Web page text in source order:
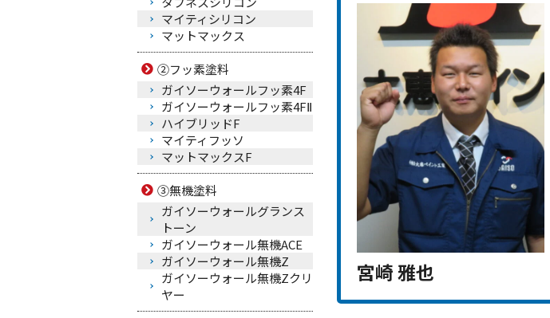
宮崎 雅也
マイティシリコン
マットマックス
②フッ素塗料
ガイソーウォールフッ素4F
ガイソーウォールフッ素4FⅡ
ハイブリッドF
マイティフッソ
マットマックスF
③無機塗料
ガイソーウォールグランス
トーン
ガイソーウォール無機ACE
ガイソーウォール無機Z
ガイソーウォール無機Zクリ
ヤー